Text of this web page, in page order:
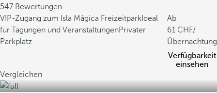
547 Bewertungen
VIP-Zugang zum Isla Mágica Freizeitpark Ideal
für Tagungen und VeranstaltungenPrivater
Parkplatz
Ab
61
/
Übernachtung
Verfügbarkeit
einsehen
Vergleichen